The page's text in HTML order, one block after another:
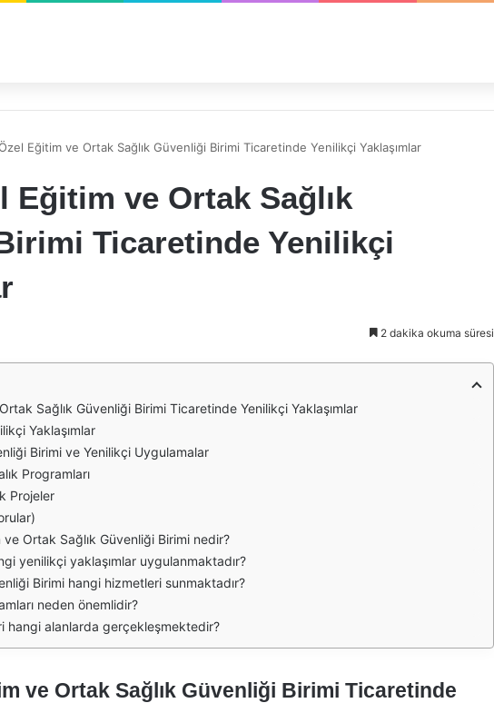
Eğitim ve Ortak Sağlık Güvenliği Birimi Ticaretinde Yenilikçi Yaklaşımlar
Eğitim ve Ortak Sağlık
Ticaretinde Yenilikçi
2 dakika okuma süresi
Sağlık Güvenliği Birimi Ticaretinde Yenilikçi Yaklaşımlar
Yaklaşımlar
Birimi ve Yenilikçi Uygulamalar
Programları
Projeler
Ortak Sağlık Güvenliği Birimi nedir?
yenilikçi yaklaşımlar uygulanmaktadır?
Birimi hangi hizmetleri sunmaktadır?
neden önemlidir?
hangi alanlarda gerçekleşmektedir?
ve Ortak Sağlık Güvenliği Birimi Ticaretinde